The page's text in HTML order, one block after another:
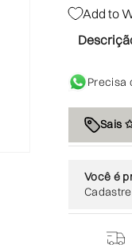
Add to
Precisa
Sais
Você é